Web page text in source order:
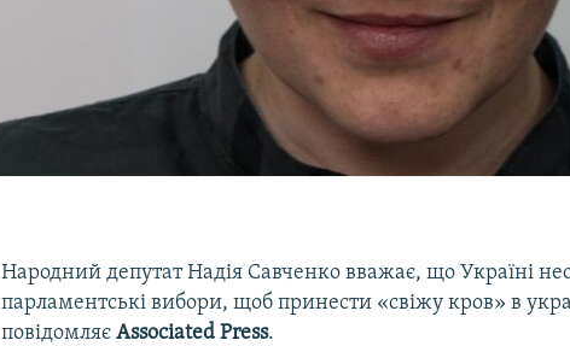
Народний депутат Надія Савченко вважає, що Україні
парламентські вибори, щоб принести «свіжу кров» в
повідомляєAssociated Press.